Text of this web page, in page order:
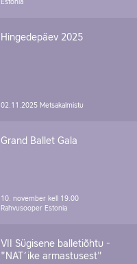
Estonia
Hingedepäev 2025
02.11.2025 Metsakalmistu
Grand Ballet Gala
10. november kell 19.00
Rahvusooper Estonia
VII Sügisene balletiõhtu -
"NAT´ike armastusest"